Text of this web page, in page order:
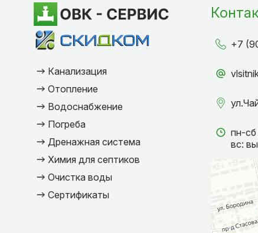
Канализация
Отопление
Водоснабжение
Погреба
Дренажная система
Химия для септиков
Очистка воды
Сертификаты
+7
пн-
вс: